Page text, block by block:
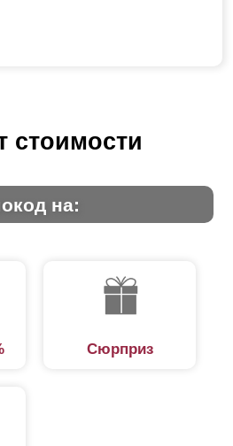
стоимости
на:
Сюрприз